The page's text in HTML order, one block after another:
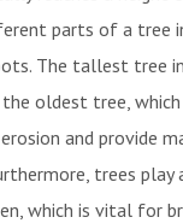
parts of a tree
The tallest tree
oldest tree, which
and
trees play
which is vital for